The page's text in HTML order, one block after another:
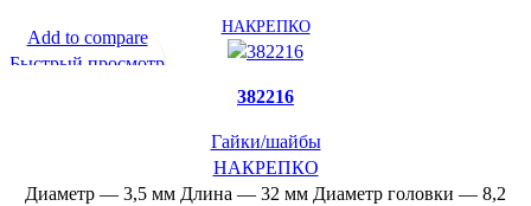
НАКРЕПКО
Add to compare
Быстрый просмотр
382216
Гайки/шайбы
НАКРЕПКО
Диаметр — 3,5 мм Длина — 32 мм Диаметр головки — 8,2